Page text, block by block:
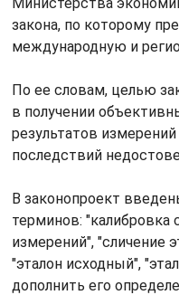
закона, по которому
международную и
По ее словам, целью
в получении
результатов
последствий
В законопроект
терминов: "калибровка
измерений", "сличение
"эталон исходный",
дополнить его